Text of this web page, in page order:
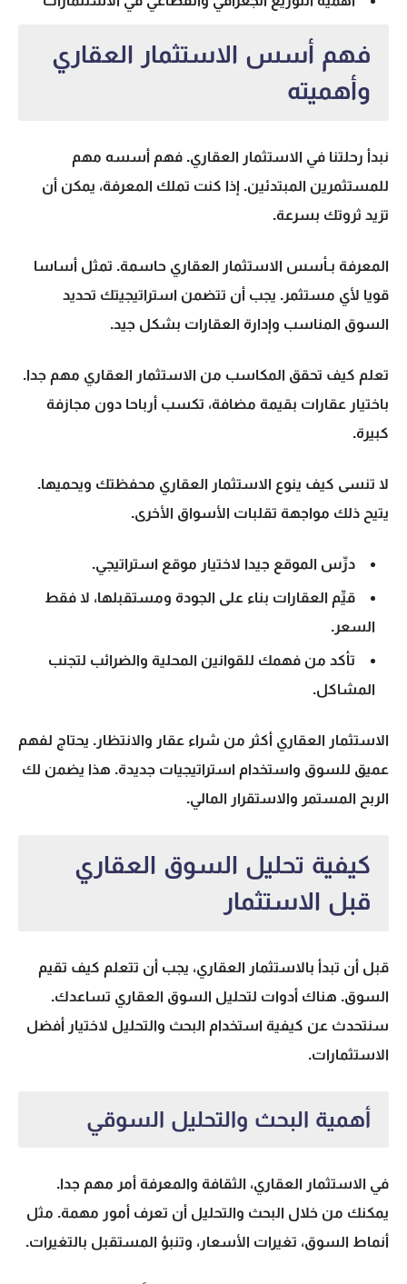
فهم أسس الاستثمار العقاري
وأهميته
نبدأ رحلتنا في الاستثمار العقاري. فهم أسسه مهم
للمستثمرين المبتدئين. إذا كنت تملك المعرفة، يمكن أن
تزيد ثروتك بسرعة.
المعرفة بـأسس الاستثمار العقاري حاسمة. تمثل أساسا
قويا لأي مستثمر. يجب أن تتضمن استراتيجيتك تحديد
السوق المناسب وإدارة العقارات بشكل جيد.
تعلم كيف تحقق المكاسب من الاستثمار العقاري مهم جدا.
باختيار عقارات بقيمة مضافة، تكسب أرباحا دون مجازفة
كبيرة.
لا تنسى كيف ينوع الاستثمار العقاري محفظتك ويحميها.
يتيح ذلك مواجهة تقلبات الأسواق الأخرى.
درِّس الموقع جيدا لاختيار موقع استراتيجي.
قيِّم العقارات بناء على الجودة ومستقبلها، لا فقط
السعر.
تأكد من فهمك للقوانين المحلية والضرائب لتجنب
المشاكل.
الاستثمار العقاري أكثر من شراء عقار والانتظار. يحتاج لفهم
عميق للسوق واستخدام استراتيجيات جديدة. هذا يضمن لك
الربح المستمر والاستقرار المالي.
كيفية تحليل السوق العقاري
قبل الاستثمار
قبل أن تبدأ بالاستثمار العقاري، يجب أن تتعلم كيف تقيم
السوق. هناك أدوات لتحليل السوق العقاري تساعدك.
سنتحدث عن كيفية استخدام البحث والتحليل لاختيار أفضل
الاستثمارات.
أهمية البحث والتحليل السوقي
في الاستثمار العقاري، الثقافة والمعرفة أمر مهم جدا.
يمكنك من خلال البحث والتحليل أن تعرف أمور مهمة. مثل
أنماط السوق، تغيرات الأسعار، وتنبؤ المستقبل بالتغيرات.